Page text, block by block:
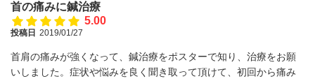
首の痛みに鍼治療
5.00
投稿日 2019/01/27
首肩の痛みが強くなって、鍼治療をポスターで知り、治療をお願
いしました。症状や悩みを良く聞き取って頂けて、初回から痛み